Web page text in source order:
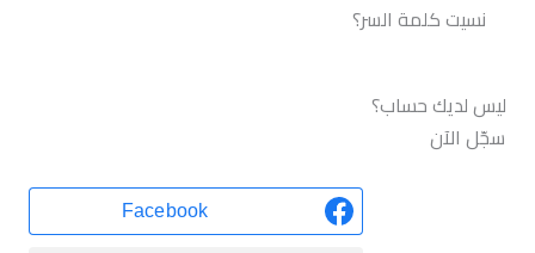
نسيت كلمة السر؟
ليس لديك حساب؟
سجّل الآن
Facebook